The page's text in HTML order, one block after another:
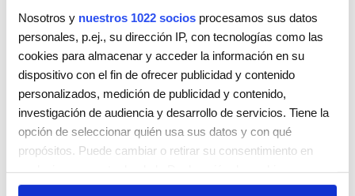
Nosotros y nuestros 1022 socios procesamos sus datos
personales, p.ej., su dirección IP, con tecnologías como las
cookies para almacenar y acceder la información en su
dispositivo con el fin de ofrecer publicidad y contenido
personalizados, medición de publicidad y contenido,
investigación de audiencia y desarrollo de servicios. Tiene la
opción de seleccionar quién usa sus datos y con qué
propósitos. Puede cambiar o retirar su consentimiento en
clicando en el Menú de consentimiento.
THE LAB CALVET
CARRER DE CALVET, 60
SARRIÀ-SANT GERVASIBARCELONA 08021
ESPAÑA
Teléfono: 936697665
Lunes
09:30 - 20:00
Martes
09:30 - 20:00